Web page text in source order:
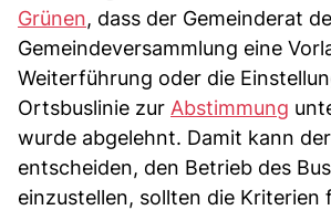
Grünen, dass der Gemeinderat
Gemeindeversammlung eine
Weiterführung oder die
Ortsbuslinie zur Abstimmung
wurde abgelehnt. Damit kann
entscheiden, den Betrieb des
einzustellen, sollten die Kriterien